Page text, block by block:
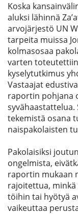
Koska
aluksi lähinnä
arvojärjestö UN
tarpeita muissa
kolmasosaa
varten
kyselytutkimus
Vastaajat
raportin pohjana
tekemistä osana
naispakolaisten
Pakolaisiksi
ongelmista,
raportin mukaan
rajoitettua, minkä
töihin tai hyötyä
vaikeuttaa